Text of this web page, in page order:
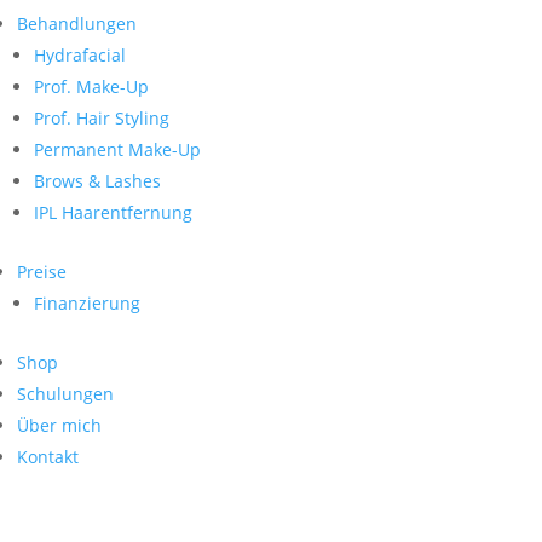
Behandlungen
Hydrafacial
Prof. Make-Up
Prof. Hair Styling
Permanent Make-Up
Brows & Lashes
IPL Haarentfernung
Preise
Finanzierung
Shop
Schulungen
Über mich
Kontakt
nach:
Neueste Kommentare
Archiv
Kategorien
Keine Kategorien
Meta
Anmelden
Feed der Einträge
WordPress.org
Search
nach:
Archive
Kontakt
Impressum
Datenschutz